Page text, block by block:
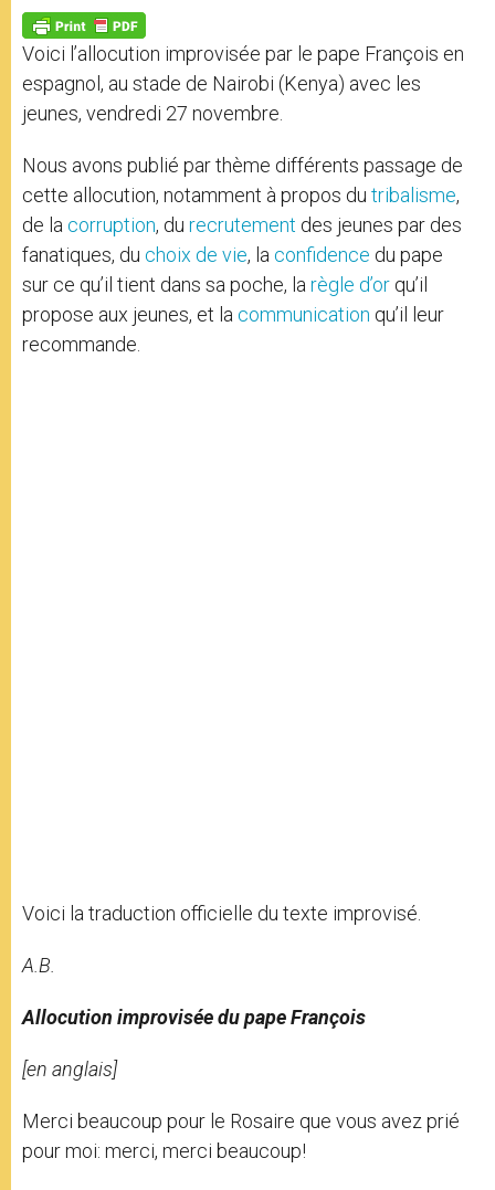
p
p
g
e
r
o
k
Voici l’allocution improvisée par le pape François en
espagnol, au stade de Nairobi (Kenya) avec les
jeunes, vendredi 27 novembre.
Nous avons publié par thème différents passage de
cette allocution, notamment à propos du tribalisme,
de la corruption, du recrutement des jeunes par des
fanatiques, du choix de vie, la confidence du pape
sur ce qu’il tient dans sa poche, larègle d’or qu’il
propose aux jeunes, et la communication qu’il leur
recommande.
Voici la traduction officielle du texte improvisé.
A.B.
Allocution improvisée du pape François
[en anglais]
Merci beaucoup pour le Rosaire que vous avez prié
pour moi: merci, merci beaucoup!